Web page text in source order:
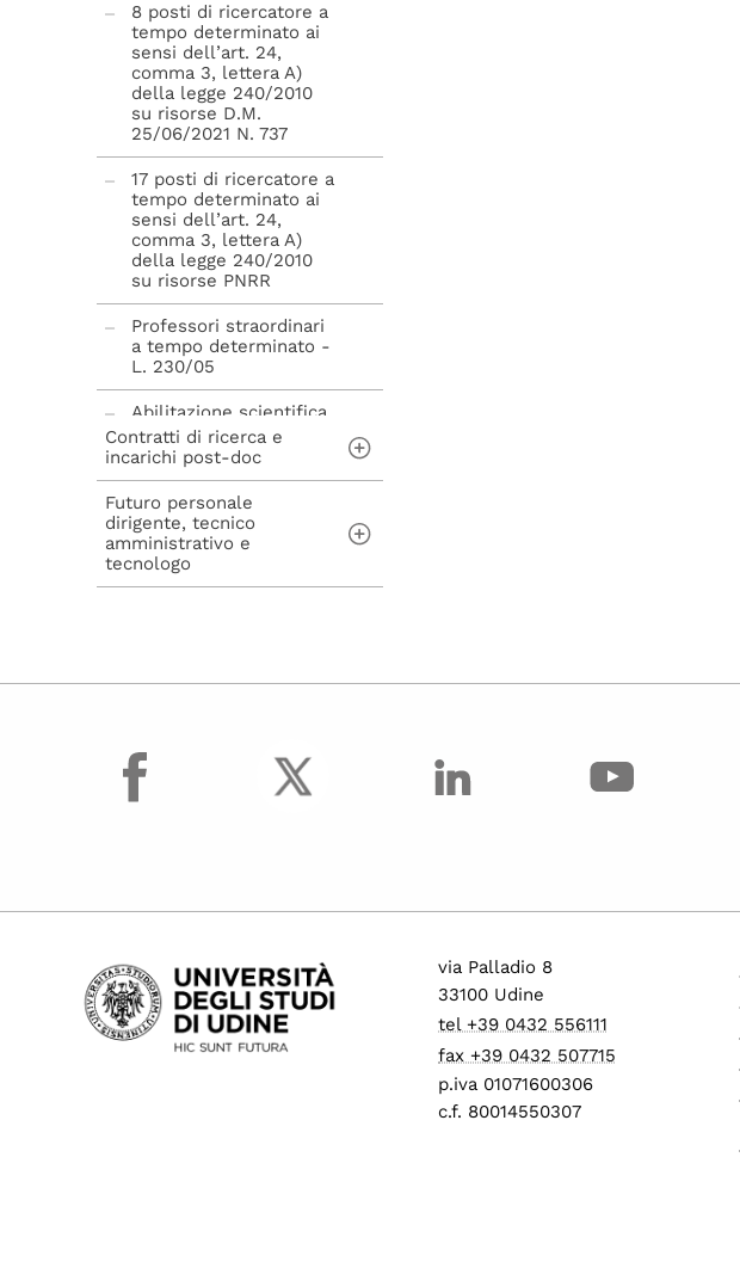
8 posti di ricercatore a
tempo determinato ai
sensi dell’art. 24,
comma 3, lettera A)
della legge 240/2010
su risorse D.M.
25/06/2021 N. 737
17 posti di ricercatore a
tempo determinato ai
sensi dell’art. 24,
comma 3, lettera A)
della legge 240/2010
su risorse PNRR
Professori straordinari
a tempo determinato -
L. 230/05
Abilitazione scientifica
nazionale - L. 240/10
Contratti di ricerca e
incarichi post-doc
Contratti di ricerca ai
sensi dell'art. 22 della
Legge n. 240/2010
Incarichi post-doc ai
Futuro personale
dirigente, tecnico
amministrativo e
tecnologo
Dirigente, Tecnologo e
Procedure di mobilità
per personale tecnico
amministrativo
esperti linguistici
Assunzioni Tecnologi
tempo determinato
facebook
via Palladio 8
33100 Udine
tel +39 0432 556111
fax +39 0432 507715
p.iva 01071600306
c.f. 80014550307